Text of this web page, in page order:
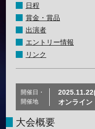
日程
賞金・賞品
出演者
エントリー情報
リンク
開催日・
開催地
オンライン
大会概要